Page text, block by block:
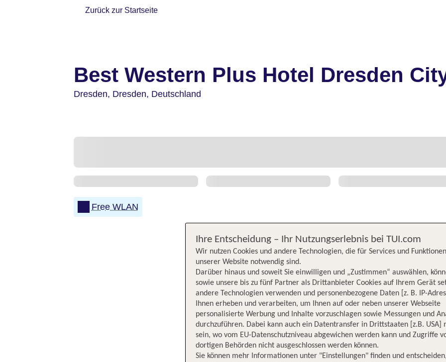
Zurück zur Startseite
Best Western Plus Hotel Dresden
Dresden, Dresden, Deutschland
Free WLAN
Ihre Entscheidung – Ihr Nutzungserlebnis bei TUI.com
Wir nutzen Cookies und andere Technologien, die für Services und
unserer Website notwendig sind.
Darüber hinaus und soweit Sie einwilligen und „Zustimmen“ auswählen,
sowie unsere bis zu fünf Partner als Drittanbieter Cookies auf Ihrem Gerät
andere Technologien verwenden und personenbezogene Daten [z. B. IP-
Ihnen erheben und verarbeiten, um Ihnen auf oder neben unserer Webseite
personalisierte Werbung und Inhalte vorzuschlagen sowie Messungen und
durchzuführen. Dabei kann auch ein Datentransfer in Drittstaaten [z.B. USA]
sein, wo vom EU-Datenschutzniveau abgewichen werden kann und Zugriffe
dortigen Behörden nicht ausgeschlossen werden können.
Sie können mehr Informationen unter "Einstellungen" finden und